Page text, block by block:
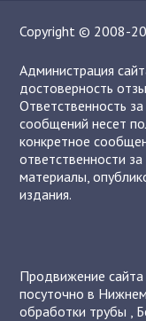
Copyright © 2008-
Администрация
достоверность
Ответственность
сообщений несет
конкретное
ответственности
материалы,
издания.
Продвижение
посуточно в
обработки трубы ,